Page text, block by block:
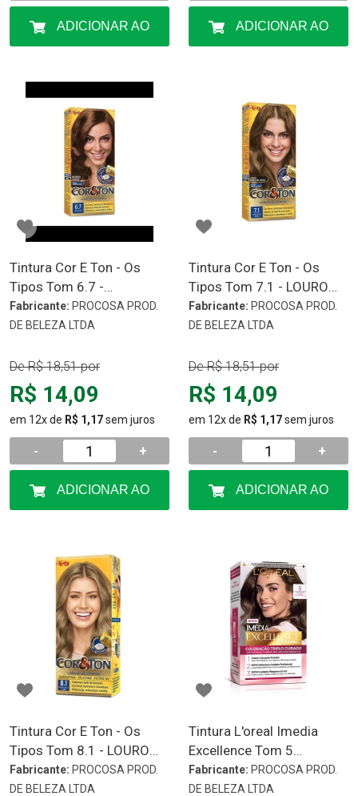
Tintura Cor E Ton - Os
Tipos Tom 6.7 -
CHOCOLATE
Fabricante: PROCOSA PROD.
DE BELEZA LTDA
DeR$ 18,51por
R$ 14,09
em 12x de R$ 1,17sem juros
- +
Tintura Cor E Ton - Os
Tipos Tom 7.1 - LOURO
CINZA MEDIO
Fabricante: PROCOSA PROD.
DE BELEZA LTDA
DeR$ 18,51por
R$ 14,09
em 12x de R$ 1,17sem juros
- +
Tintura Cor E Ton - Os
Tipos Tom 8.1 - LOURO
CINZA CLARO
Fabricante: PROCOSA PROD.
DE BELEZA LTDA
Tintura L'oreal Imedia
Excellence Tom 5
castanho claro
Fabricante: PROCOSA PROD.
DE BELEZA LTDA